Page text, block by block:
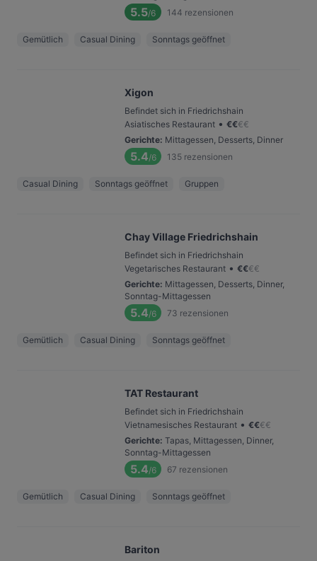
5.5/6 144 rezensionen
Gemütlich Casual Dining Sonntags geöffnet
Xigon
Befindet sich in Friedrichshain
Asiatisches Restaurant • €€€€
Gerichte: Mittagessen, Desserts, Dinner
5.4/6 135 rezensionen
Casual Dining Sonntags geöffnet Gruppen
Chay Village Friedrichshain
Befindet sich in Friedrichshain
Vegetarisches Restaurant • €€€€
Gerichte: Mittagessen, Desserts, Dinner,
Sonntag-Mittagessen
5.4/6 73 rezensionen
Gemütlich Casual Dining Sonntags geöffnet
TAT Restaurant
Befindet sich in Friedrichshain
Vietnamesisches Restaurant • €€€€
Gerichte: Tapas, Mittagessen, Dinner,
Sonntag-Mittagessen
5.4/6 67 rezensionen
Gemütlich Casual Dining Sonntags geöffnet
Bariton